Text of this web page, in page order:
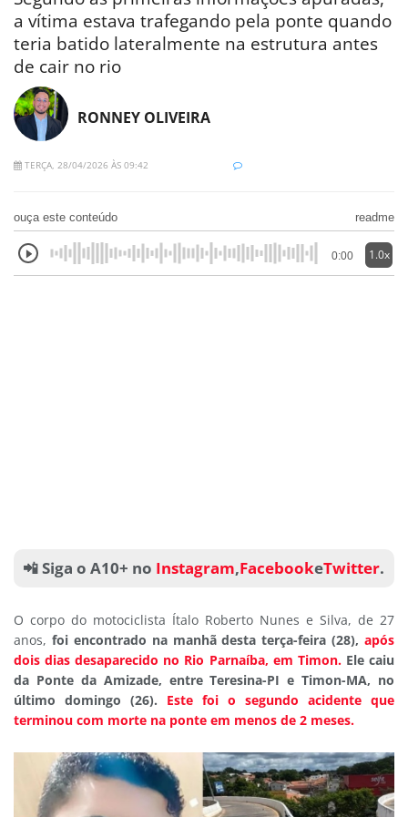
a vítima estava trafegando pela ponte quando
teria batido lateralmente na estrutura antes
de cair no rio
RONNEY OLIVEIRA
TERÇA, 28/04/2026 ÀS 09:42
ouça este conteúdo readme
0:00 1.0x
📲 Siga o A10+ no Instagram,FacebookeTwitter.
O corpo do motociclista Ítalo Roberto Nunes e Silva, de 27
anos, foi encontrado na manhã desta terça-feira (28), após
dois dias desaparecido no Rio Parnaíba, em Timon.Ele caiu
da Ponte da Amizade, entre Teresina-PI e Timon-MA, no
último domingo (26).
Este foi o segundo acidente que
terminou com morte na ponte em menos de 2 meses.